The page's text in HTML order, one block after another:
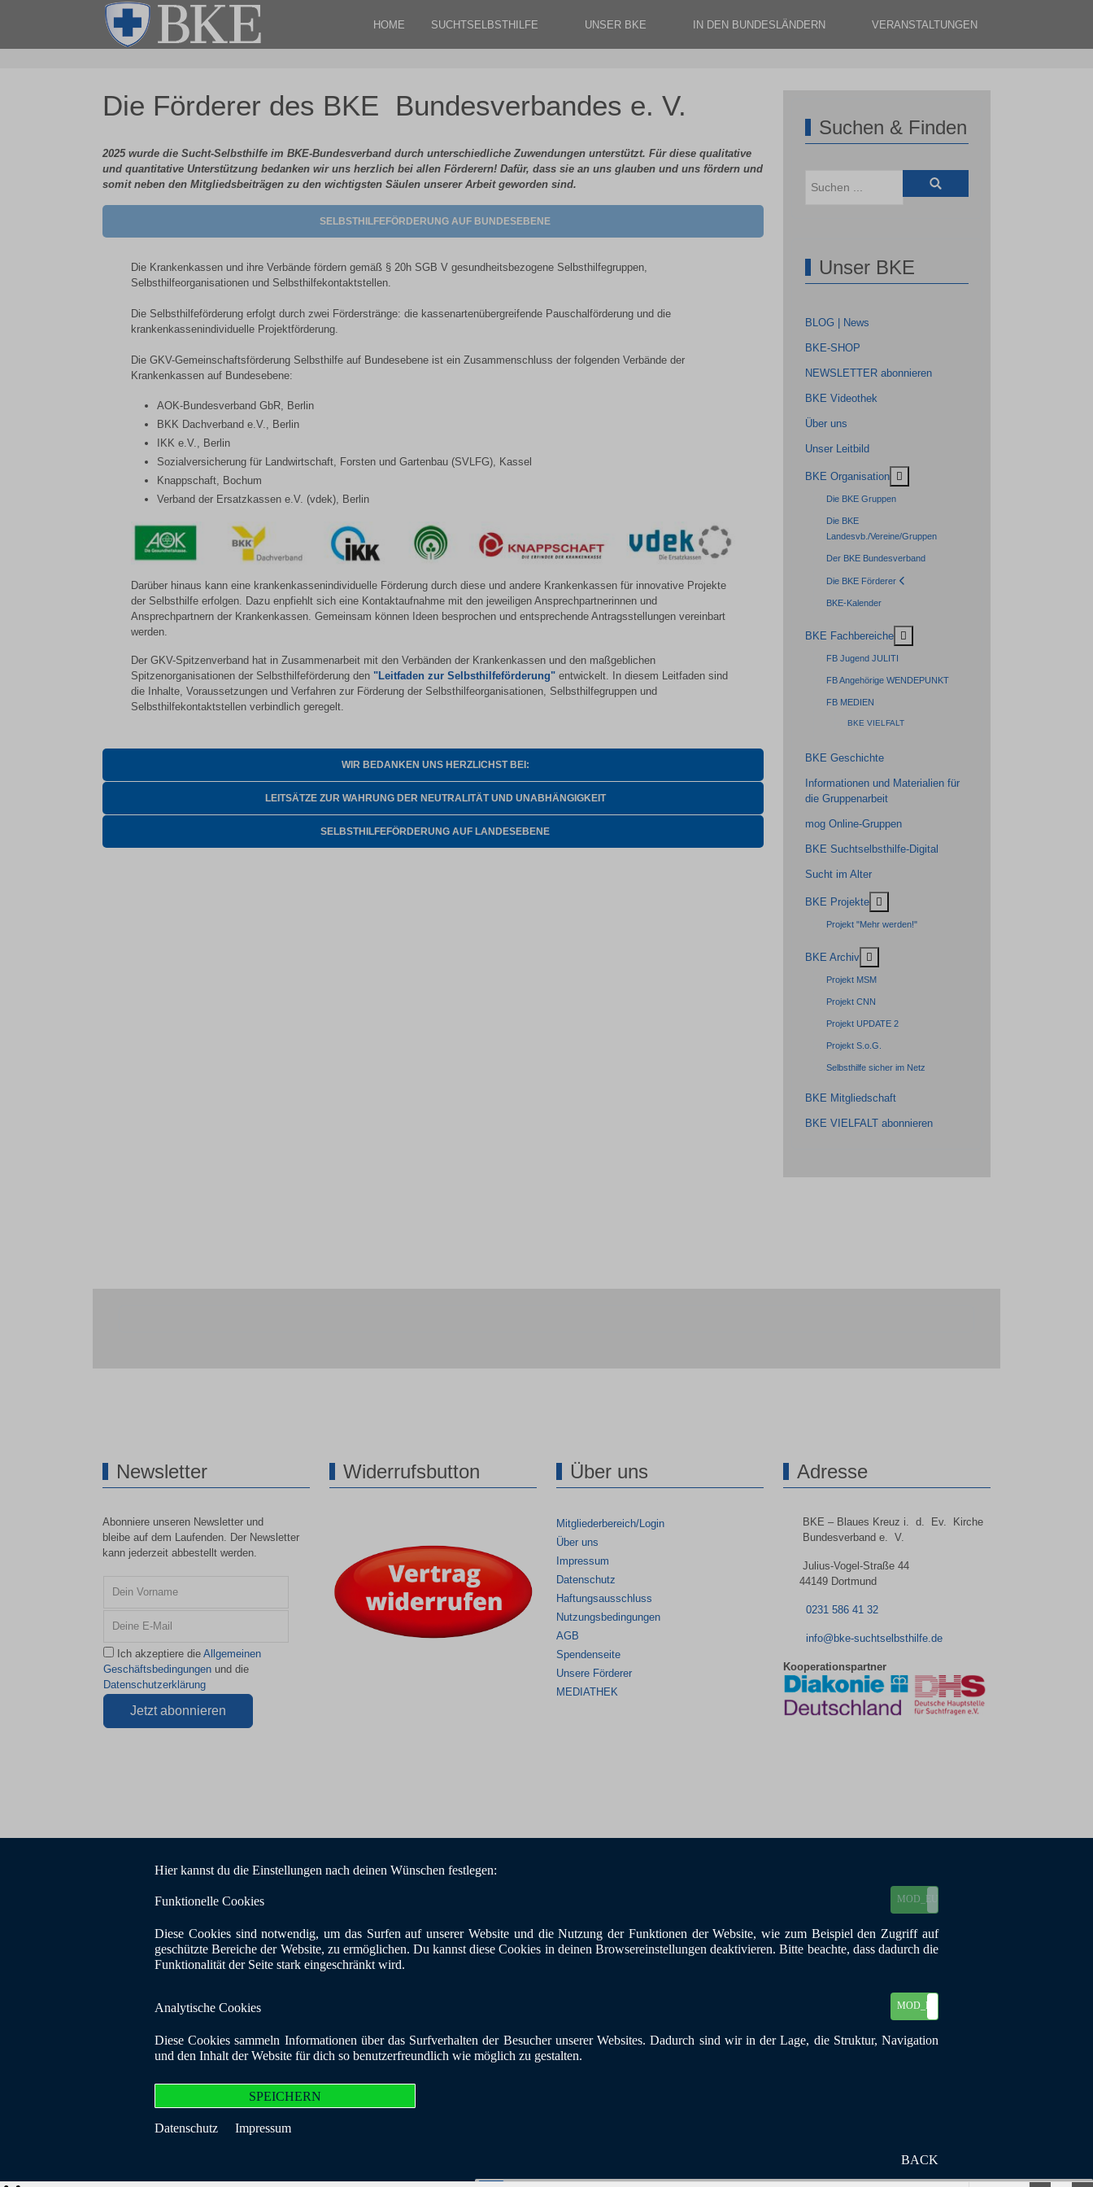
HOME SUCHTSELBSTHILFE UNSER BKE IN DEN BUNDESLÄNDERN VERANSTALTUNGEN
Die Förderer des BKE Bundesverbandes e. V.
2025 wurde die Sucht-Selbsthilfe im BKE-Bundesverband durch unterschiedliche Zuwendungen unterstützt. Für diese qualitative
und quantitative Unterstützung bedanken wir uns herzlich bei allen Förderern! Dafür, dass sie an uns glauben und uns fördern und
somit neben den Mitgliedsbeiträgen zu den wichtigsten Säulen unserer Arbeit geworden sind.
SELBSTHILFEFÖRDERUNG AUF BUNDESEBENE
Die Krankenkassen und ihre Verbände fördern gemäß § 20h SGB V gesundheitsbezogene Selbsthilfegruppen,
Selbsthilfeorganisationen und Selbsthilfekontaktstellen.
Die Selbsthilfeförderung erfolgt durch zwei Förderstränge: die kassenartenübergreifende Pauschalförderung und die
krankenkassenindividuelle Projektförderung.
Die GKV-Gemeinschaftsförderung Selbsthilfe auf Bundesebene ist ein Zusammenschluss der folgenden Verbände der
Krankenkassen auf Bundesebene:
AOK-Bundesverband GbR, Berlin
BKK Dachverband e.V., Berlin
IKK e.V., Berlin
Sozialversicherung für Landwirtschaft, Forsten und Gartenbau (SVLFG), Kassel
Knappschaft, Bochum
Verband der Ersatzkassen e.V. (vdek), Berlin
Darüber hinaus kann eine krankenkassenindividuelle Förderung durch diese und andere Krankenkassen für innovative Projekte
der Selbsthilfe erfolgen. Dazu enpfiehlt sich eine Kontaktaufnahme mit den jeweiligen Ansprechpartnerinnen und
Ansprechpartnern der Krankenkassen. Gemeinsam können Ideen besprochen und entsprechende Antragsstellungen vereinbart
werden.
Der GKV-Spitzenverband hat in Zusammenarbeit mit den Verbänden der Krankenkassen und den maßgeblichen
Spitzenorganisationen der Selbsthilfeförderung den "Leitfaden zur Selbsthilfeförderung" entwickelt. In diesem Leitfaden sind
die Inhalte, Voraussetzungen und Verfahren zur Förderung der Selbsthilfeorganisationen, Selbsthilfegruppen und
Selbsthilfekontaktstellen verbindlich geregelt.
WIR BEDANKEN UNS HERZLICHST BEI:
LEITSÄTZE ZUR WAHRUNG DER NEUTRALITÄT UND UNABHÄNGIGKEIT
SELBSTHILFEFÖRDERUNG AUF LANDESEBENE
Suchen & Finden
Unser BKE
BLOG | News
BKE-SHOP
NEWSLETTER abonnieren
BKE Videothek
Über uns
Unser Leitbild
BKE Organisation
Die BKE Gruppen
Die BKE
Landesvb./Vereine/Gruppen
Der BKE Bundesverband
Die BKE Förderer
BKE-Kalender
BKE Fachbereiche
FB Jugend JULITI
FB Angehörige WENDEPUNKT
FB MEDIEN
BKE VIELFALT
BKE Geschichte
Informationen und Materialien für
die Gruppenarbeit
mog Online-Gruppen
BKE Suchtselbsthilfe-Digital
Sucht im Alter
BKE Projekte
Projekt "Mehr werden!"
BKE Archiv
Projekt MSM
Projekt CNN
Projekt UPDATE 2
Projekt S.o.G.
Selbsthilfe sicher im Netz
BKE Mitgliedschaft
BKE VIELFALT abonnieren
Hier kannst du die Einstellungen nach deinen Wünschen festlegen:
Funktionelle Cookies MOD_EU_COOKIES_ON
Diese Cookies sind notwendig, um das Surfen auf unserer Website und die Nutzung der Funktionen der Website, wie zum Beispiel den Zugriff auf
geschützte Bereiche der Website, zu ermöglichen. Du kannst diese Cookies in deinen Browsereinstellungen deaktivieren. Bitte beachte, dass dadurch die
Funktionalität der Seite stark eingeschränkt wird.
Analytische Cookies MOD_EU_COOKIES_ON
Diese Cookies sammeln Informationen über das Surfverhalten der Besucher unserer Websites. Dadurch sind wir in der Lage, die Struktur, Navigation
und den Inhalt der Website für dich so benutzerfreundlich wie möglich zu gestalten.
SPEICHERN
Datenschutz Impressum
BACK
Newsletter
Abonniere unseren Newsletter und
bleibe auf dem Laufenden. Der Newsletter
kann jederzeit abbestellt werden.
Ich akzeptiere die Allgemeinen
Geschäftsbedingungen und die
Datenschutzerklärung
Widerrufsbutton Über uns
Mitgliederbereich/Login
Über uns
Impressum
Datenschutz
Haftungsausschluss
Nutzungsbedingungen
AGB
Spendenseite
Unsere Förderer
MEDIATHEK
Adresse
BKE – Blaues Kreuz i. d. Ev. Kirche
Bundesverband e. V.
Julius-Vogel-Straße 44
44149 Dortmund
0231 586 41 32
info@bke-suchtselbsthilfe.de
Kooperationspartner